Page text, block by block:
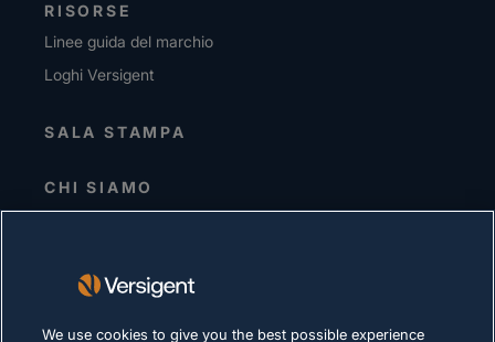
RISORSE
Linee guida del marchio
Loghi Versigent
SALA STAMPA
CHI SIAMO
Direzione senior
Fornitori
We use cookies to give you the best possible experience